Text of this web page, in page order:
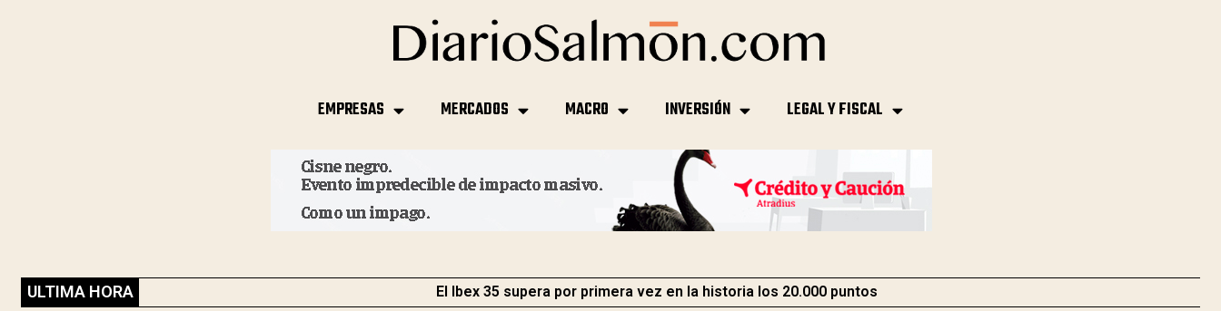
EMPRESAS MERCADOS MACRO INVERSIÓN LEGAL Y FISCAL
ULTIMA HORA El Ibex 35 supera por primera vez en la historia los 20.000 puntos